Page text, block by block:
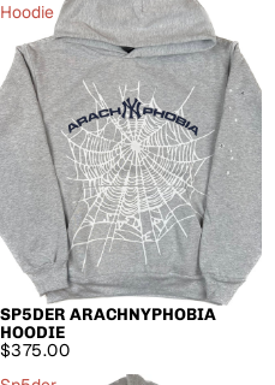
Hoodie
SP5DER ARACHNYPHOBIA
HOODIE
$375.00